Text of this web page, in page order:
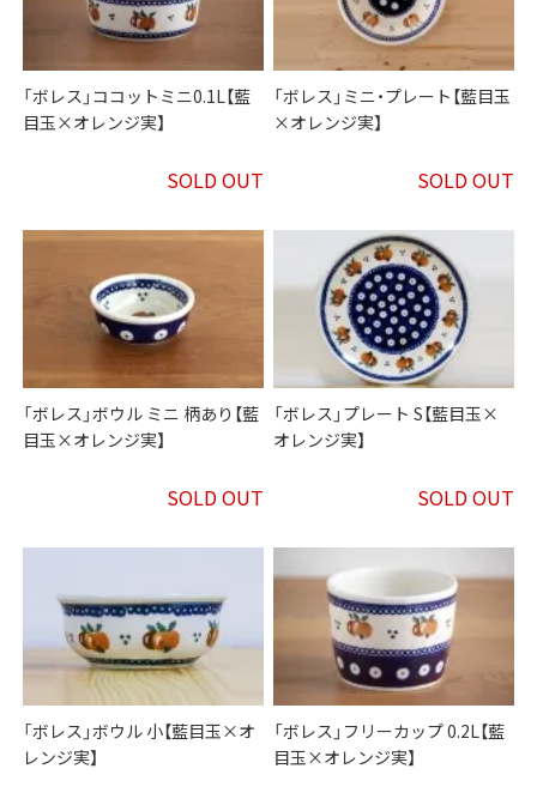
「ボレス」ココットミニ0.1L【藍
目玉×オレンジ実】
SOLD OUT
「ボレス」ミニ・プレート【藍目玉
×オレンジ実】
SOLD OUT
「ボレス」ボウル ミニ 柄あり【藍
目玉×オレンジ実】
SOLD OUT
「ボレス」プレート S【藍目玉×
オレンジ実】
SOLD OUT
「ボレス」ボウル 小【藍目玉×オ
レンジ実】
「ボレス」フリーカップ 0.2L【藍
目玉×オレンジ実】